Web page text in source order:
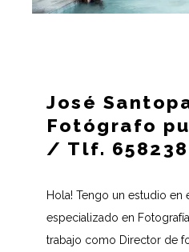
José
Fotógrafo
/ Tlf.
Hola! Tengo un estudio en
especializado en
trabajo como Director de